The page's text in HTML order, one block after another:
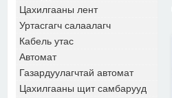
Цахилгааны лент
Уртасгагч салаалагч
Кабель утас
Автомат
Газардуулагчтай автомат
Цахилгааны щит самбарууд